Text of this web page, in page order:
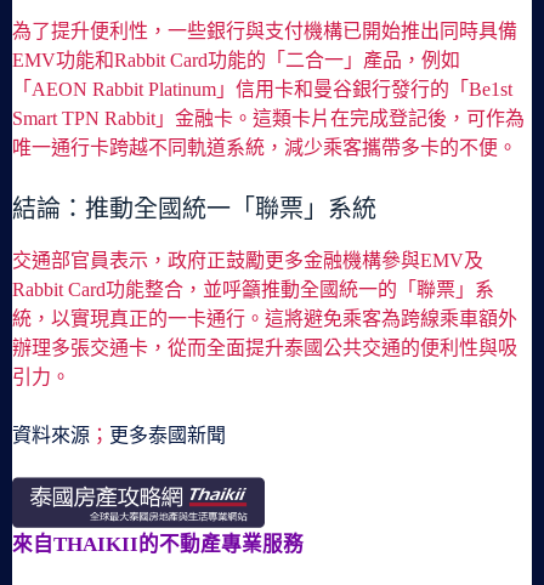
為了提升便利性，一些銀行與支付機構已開始推出同時具備
EMV功能和Rabbit Card功能的「二合一」產品，例如
「AEON Rabbit Platinum」信用卡和曼谷銀行發行的「Be1st
Smart TPN Rabbit」金融卡。這類卡片在完成登記後，可作為
唯一通行卡跨越不同軌道系統，減少乘客攜帶多卡的不便。
結論：推動全國統一「聯票」系統
交通部官員表示，政府正鼓勵更多金融機構參與EMV及
Rabbit Card功能整合，並呼籲推動全國統一的「聯票」系
統，以實現真正的一卡通行。這將避免乘客為跨線乘車額外
辦理多張交通卡，從而全面提升泰國公共交通的便利性與吸
引力。
資料來源 ； 更多泰國新聞
來自THAIKII的不動產專業服務